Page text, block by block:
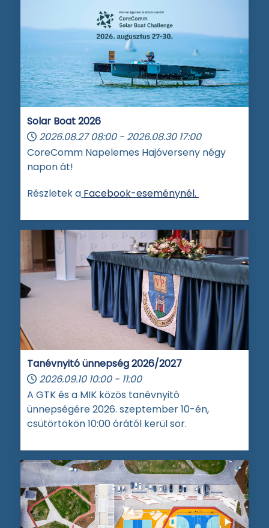
Solar Boat 2026
2026.08.27 08:00 - 2026.08.30 17:00
CoreComm Napelemes Hajóverseny négy
napon át!
Részletek a Facebook-eseménynél.
Tanévnyitó ünnepség 2026/2027
2026.09.10 10:00 - 11:00
A GTK és a MIK közös tanévnyitó
ünnepségére 2026. szeptember 10-én,
csütörtökön 10:00 órától kerül sor.